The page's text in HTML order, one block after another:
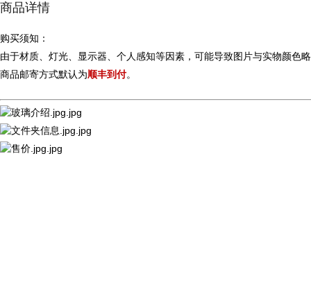
商品详情
购买须知：
由于材质、灯光、显示器、个人感知等因素，可能导致图片与实物颜色
商品邮寄方式默认为顺丰到付。